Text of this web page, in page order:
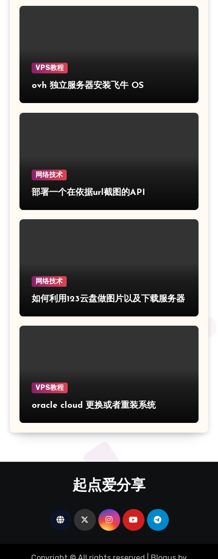
VPS教程
ovh 独立服务器安装飞牛 OS
网络技术
部署一个在依据url截图的API
网络技术
如何利用123云盘做图片以及下载服务器
VPS教程
oracle cloud 更换或者重装系统
起点爱分享